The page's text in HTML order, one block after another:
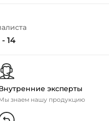
- 14
эксперты
знаем нашу продукцию